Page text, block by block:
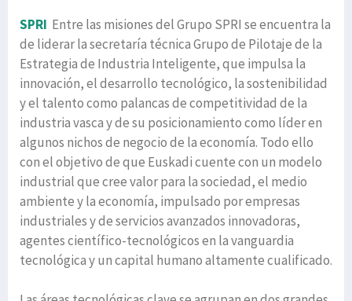
SPRI Entre las misiones del Grupo SPRI se encuentra la
de liderar la secretaría técnica Grupo de Pilotaje de la
Estrategia de Industria Inteligente, que impulsa la
innovación, el desarrollo tecnológico, la sostenibilidad
y el talento como palancas de competitividad de la
industria vasca y de su posicionamiento como líder en
algunos nichos de negocio de la economía. Todo ello
con el objetivo de que Euskadi cuente con un modelo
industrial que cree valor para la sociedad, el medio
ambiente y la economía, impulsado por empresas
industriales y de servicios avanzados innovadoras,
agentes científico-tecnológicos en la vanguardia
tecnológica y un capital humano altamente cualificado.